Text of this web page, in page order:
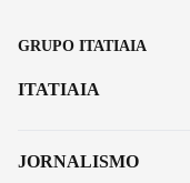
GRUPO ITATIAIA
ITATIAIA
JORNALISMO